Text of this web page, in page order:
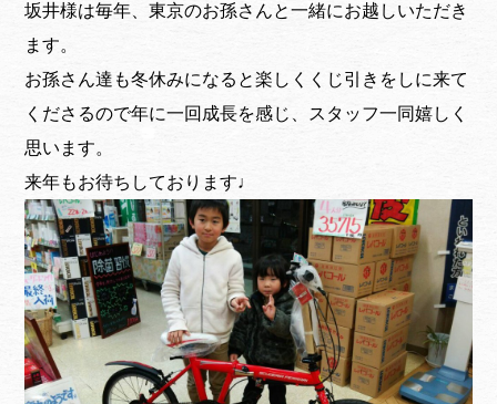
坂井様は毎年、東京のお孫さんと一緒にお越しいただき
ます。
お孫さん達も冬休みになると楽しくくじ引きをしに来て
くださるので年に一回成長を感じ、スタッフ一同嬉しく
思います。
来年もお待ちしております♩